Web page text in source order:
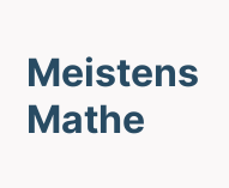
Meistens
Mathe